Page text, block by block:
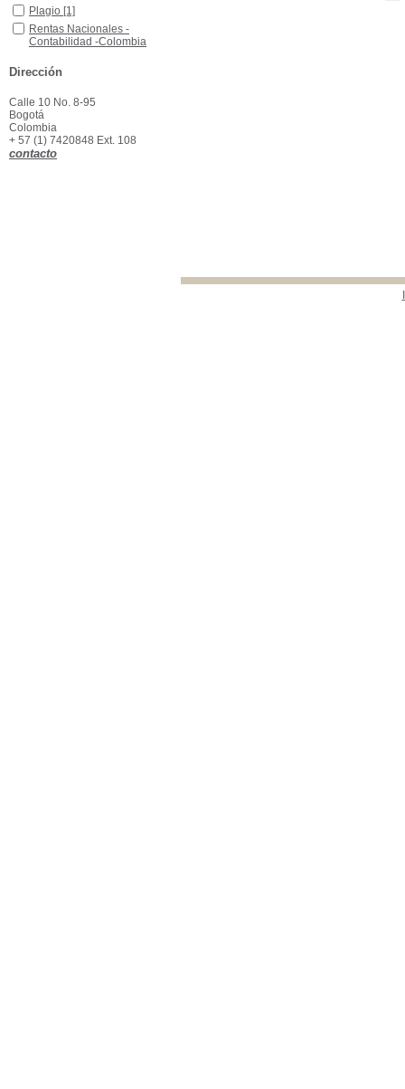
PlagioPlagio [1]
Rentas Nacionales -Contabilidad -Colombia
Rentas Nacionales -
Contabilidad -Colombia
Sociedades de Beneficencia -Colombia
Sociedades de
[1]
Dirección
Calle 10 No. 8-95
Bogotá
Colombia
+ 57 (1) 7420848 Ext. 108
contacto